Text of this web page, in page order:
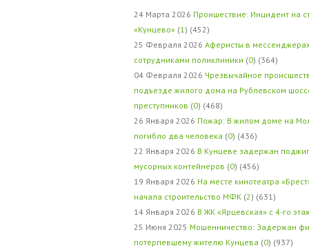
24 Марта 2026 Проишествие: Инцидент на
«Кунцево» (1 ) (452)
25 Февраля 2026 Аферисты в
сотрудниками поликлиники (0) (364)
04 Февраля 2026 Чрезвычайное
подъезде жилого дома на Рублевском
преступников (0) (468)
26 Января 2026 Пожар: В жилом доме на
погибло два человека (0) (436)
22 Января 2026 В Кунцеве задержан
мусорных контейнеров (0) (456)
19 Января 2026 На месте кинотеатра
начала строительство МФК (2) (631)
14 Января 2026 В ЖК «Ярцевская» с 4-го
25 Июня 2025 Мошенничество: Задержан
потерпевшему жителю Кунцева (0) (937)